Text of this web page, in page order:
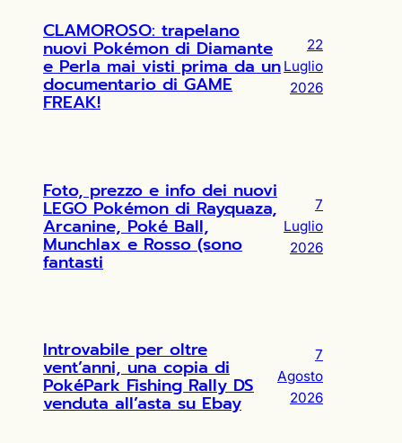
CLAMOROSO: trapelano
nuovi Pokémon di Diamante
e Perla mai visti prima da un
documentario di GAME
FREAK!
22
Luglio
2026
Foto, prezzo e info dei nuovi
LEGO Pokémon di Rayquaza,
Arcanine, Poké Ball,
Munchlax e Rosso (sono
fantasti
7
Luglio
2026
Introvabile per oltre
vent’anni, una copia di
PokéPark Fishing Rally DS
venduta all’asta su Ebay
7
Agosto
2026